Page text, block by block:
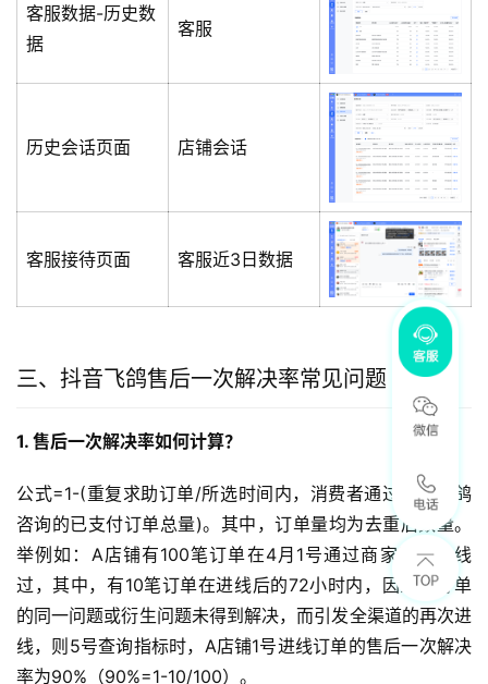
客服数据-历史数
据
客服
历史会话页面 店铺会话
客服接待页面 客服近3日数据
三、抖音飞鸽售后一次解决率常见问题
1. 售后一次解决率如何计算？
公式=1-(重复求助订单/所选时间内，消费者通过商家飞鸽
咨询的已支付订单总量)。其中，订单量均为去重后数量。
举例如：A店铺有100笔订单在4月1号通过商家飞鸽进线
过，其中，有10笔订单在进线后的72小时内，因为该订单
的同一问题或衍生问题未得到解决，而引发全渠道的再次进
线，则5号查询指标时，A店铺1号进线订单的售后一次解决
率为90%（90%=1-10/100）。